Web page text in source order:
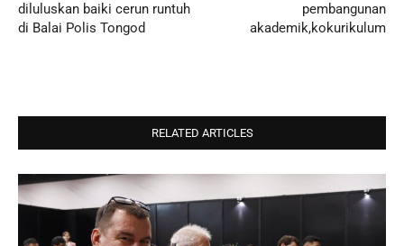
diluluskan baiki cerun runtuh
di Balai Polis Tongod
pembangunan
akademik,kokurikulum
RELATED ARTICLES